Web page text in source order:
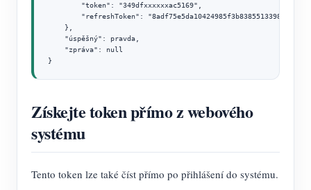
        "token": "349dfxxxxxxac5169",
        "refreshToken": "8adf75e5da10424985f3b83855133982";
    },
    "úspěšný": pravda,
    "zpráva": null
}
Získejte token přímo z webového
systému
Tento token lze také číst přímo po přihlášení do systému.